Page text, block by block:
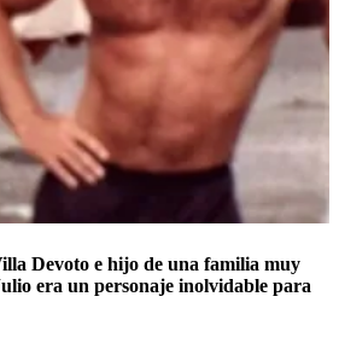
Devoto e hijo de una familia muy
era un personaje inolvidable para